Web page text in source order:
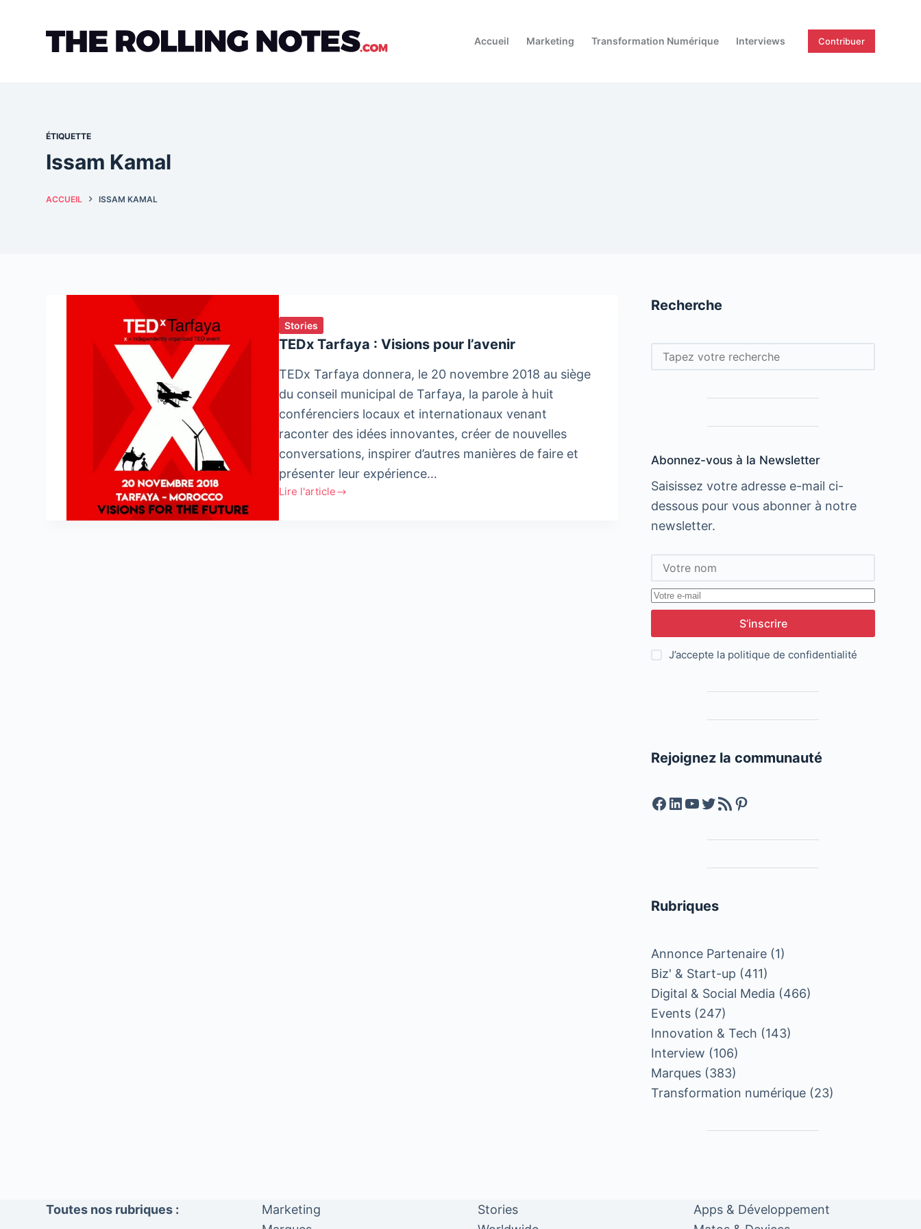
Accueil Marketing Transformation Numérique Interviews Contribuer
ÉTIQUETTE
Issam Kamal
ACCUEIL ISSAM KAMAL
Stories
TEDx​​ ​​Tarfaya : Visions pour l’avenir
TEDx​​ ​​Tarfaya donnera, le 20 novembre 2018 au siège
du conseil municipal de Tarfaya, la parole à huit
conférenciers locaux et internationaux venant
raconter des idées innovantes, créer de nouvelles
conversations, inspirer d’autres manières de faire et
présenter leur expérience…
Lire l'article
TEDx​​
Recherche
Rechercher
Abonnez-vous à la Newsletter
Saisissez votre adresse e-mail ci-
dessous pour vous abonner à notre
newsletter.
S’inscrire
J’accepte la politique de confidentialité
Rejoignez la communauté
Facebook
LinkedIn
YouTube
Twitter
Feed RSSPinterest
Rubriques
Annonce Partenaire (1)
Biz' & Start-up (411)
Digital & Social Media (466)
Events (247)
Innovation & Tech (143)
Interview (106)
Marques (383)
Transformation numérique (23)
Toutes nos rubriques :
Marketing
Stories
Apps & Développement